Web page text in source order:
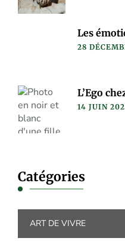
Les
28
L’Ego
14 JUIN
Catégories
ART DE VIVRE